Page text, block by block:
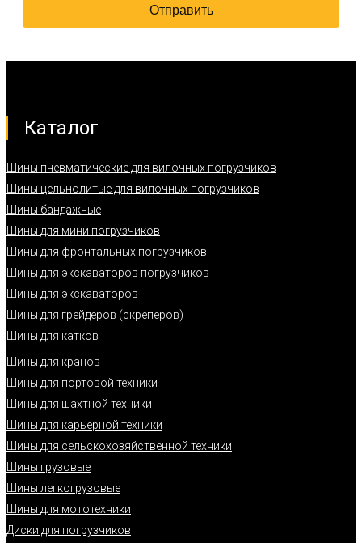
Каталог
Шины пневматические для вилочных погрузчиков
Шины цельнолитые для вилочных погрузчиков
Шины бандажные
Шины для мини погрузчиков
Шины для фронтальных погрузчиков
Шины для экскаваторов погрузчиков
Шины для экскаваторов
Шины для грейдеров (скреперов)
Шины для катков
Шины для кранов
Шины для портовой техники
Шины для шахтной техники
Шины для карьерной техники
Шины для сельскохозяйственной техники
Шины грузовые
Шины легкогрузовые
Шины для мототехники
Диски для погрузчиков